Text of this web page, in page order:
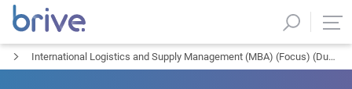
International Logistics and Supply Management (MBA) (Focus) (Dual Degree)